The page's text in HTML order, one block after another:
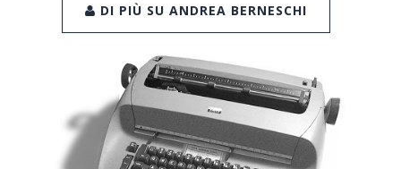
DI PIÙ SU ANDREA BERNESCHI